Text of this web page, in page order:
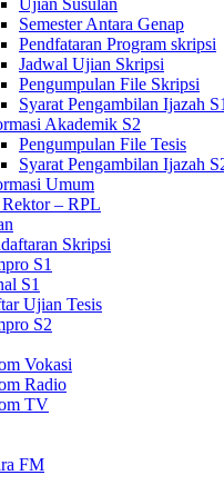
Ujian Susulan
Semester Antara Genap
Pendfataran Program skripsi
Jadwal Ujian Skripsi
Pengumpulan File Skripsi
Syarat Pengambilan Ijazah S1
Akademik S2
Pengumpulan File Tesis
Syarat Pengambilan Ijazah
Umum
– RPL
Skripsi
S1
S1
Ujian Tesis
S2
Vokasi
Radio
TV
FM